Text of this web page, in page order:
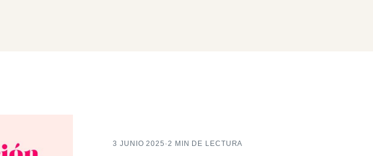
3 JUNIO 2025 ·2 MIN DE LECTURA